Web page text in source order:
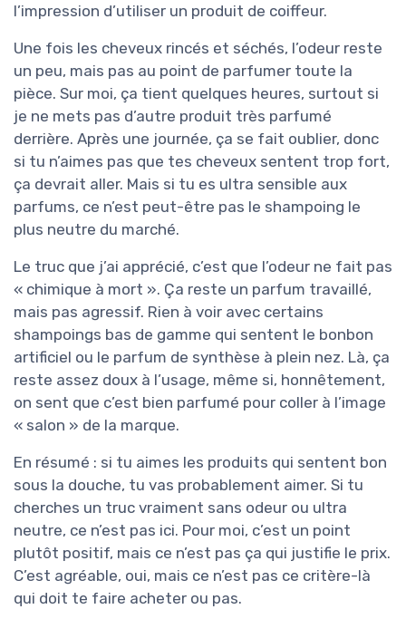
l’impression d’utiliser un produit de coiffeur.
Une fois les cheveux rincés et séchés, l’odeur reste
un peu, mais pas au point de parfumer toute la
pièce. Sur moi, ça tient quelques heures, surtout si
je ne mets pas d’autre produit très parfumé
derrière. Après une journée, ça se fait oublier, donc
si tu n’aimes pas que tes cheveux sentent trop fort,
ça devrait aller. Mais si tu es ultra sensible aux
parfums, ce n’est peut-être pas le shampoing le
plus neutre du marché.
Le truc que j’ai apprécié, c’est que l’odeur ne fait pas
« chimique à mort ». Ça reste un parfum travaillé,
mais pas agressif. Rien à voir avec certains
shampoings bas de gamme qui sentent le bonbon
artificiel ou le parfum de synthèse à plein nez. Là, ça
reste assez doux à l’usage, même si, honnêtement,
on sent que c’est bien parfumé pour coller à l’image
« salon » de la marque.
En résumé : si tu aimes les produits qui sentent bon
sous la douche, tu vas probablement aimer. Si tu
cherches un truc vraiment sans odeur ou ultra
neutre, ce n’est pas ici. Pour moi, c’est un point
plutôt positif, mais ce n’est pas ça qui justifie le prix.
C’est agréable, oui, mais ce n’est pas ce critère-là
qui doit te faire acheter ou pas.